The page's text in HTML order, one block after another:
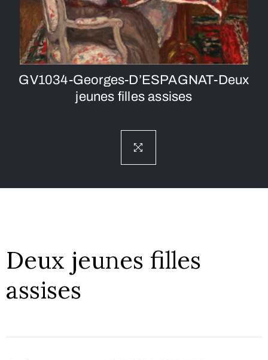
GV1034-Georges-D’ESPAGNAT-Deux
jeunes filles assises
Deux jeunes filles
assises